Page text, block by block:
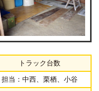
トラック台数
担当：中西、栗栖、小谷